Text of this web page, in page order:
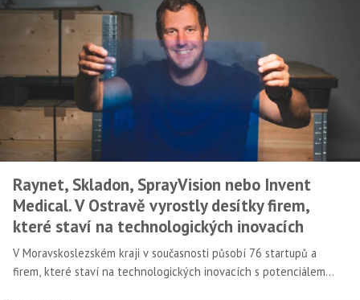
Raynet, Skladon, SprayVision nebo Invent
Medical. V Ostravě vyrostly desítky firem,
které staví na technologických inovacích
V Moravskoslezském kraji v současnosti působí 76 startupů a
firem, které staví na technologických inovacích s potenciálem